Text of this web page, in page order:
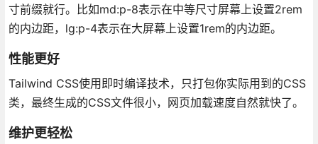
寸前缀就行。比如md:p-8表示在中等尺寸屏幕上设置2rem
的内边距，lg:p-4表示在大屏幕上设置1rem的内边距。
性能更好
Tailwind CSS使用即时编译技术，只打包你实际用到的CSS
类，最终生成的CSS文件很小，网页加载速度自然就快了。
维护更轻松